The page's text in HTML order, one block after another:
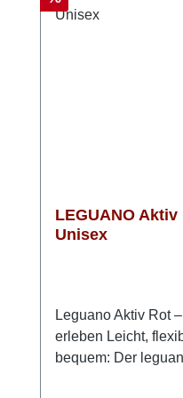
dieses Modell von
Polyester, 10 %
LEGUANO
Unisex
Leguano Aktiv Rot
erleben Leicht,
bequem: Der